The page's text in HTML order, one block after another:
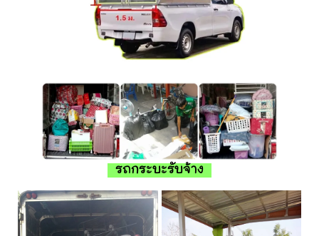
รถกระบะรับจ้าง